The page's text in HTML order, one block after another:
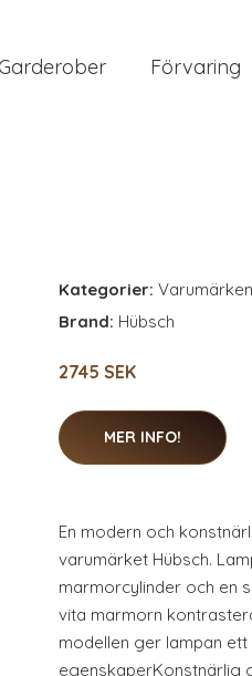
Garderober Förvaring
Kategorier: Varumärken
Brand: Hübsch
2745 SEK
MER INFO!
En modern och
varumärket Hübsch.
marmorcylinder och en
vita marmorn
modellen ger lampan
egenskaperKonstnärlig